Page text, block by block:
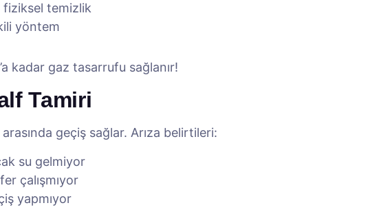
fiziksel temizlik
yöntem
kadar gaz tasarrufu sağlanır!
Tamiri
geçiş sağlar. Arıza belirtileri:
su gelmiyor
çalışmıyor
yapmıyor